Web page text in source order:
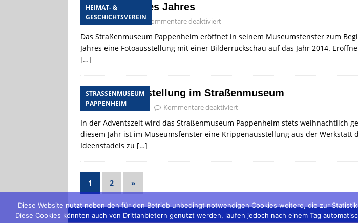
HEIMAT- &
GESCHICHTSVEREIN
Die Bilder des Jahres
4. Januar 2015 Kommentare deaktiviert
Das Straßenmuseum Pappenheim eröffnet in seinem Museumsfenster zum
Jahres eine Fotoausstellung mit einer Bilderrückschau auf das Jahr 2014.
[…]
STRASSENMUSEUM P
APPENHEIM
Krippenausstellung im Straßenmuseum
29. November 2014 Kommentare deaktiviert
In der Adventszeit wird das Straßenmuseum Pappenheim stets weihnachtlich
diesem Jahr ist im Museumsfenster eine Krippenausstellung aus der Werkstatt
Ideenstadels zu […]
1 2 »
Diese Website nutzt neben den für den Betrieb unbedingt notwendigen Cookies weitere, die zur
Diese Cookies könnten auch von Drittanbietern genutzt werden, laufen jedoch nach einem Tag